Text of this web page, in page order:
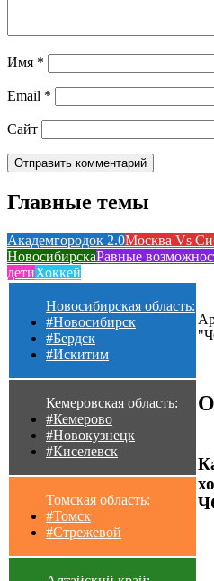
Имя *
Email *
Сайт
Главные темы
Академгородок 2.0Москва Vs
НовосибирскаРавные
детиХоккей
Новосибирская область:
#Новосибирск
#Бердск
#Искитим
Кемеровская область:
#Кемерово
#Новокузнецк
#Киселевск
Томская область:
#Томск
#Стрежевой